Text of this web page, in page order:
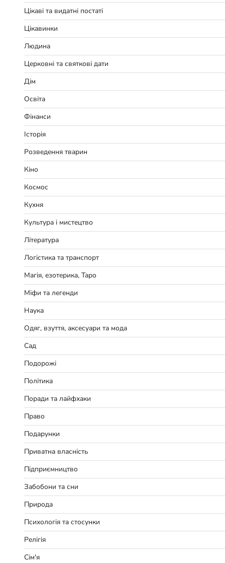
Цікаві та видатні постаті
Цікавинки
Людина
Церковні та святкові дати
Дім
Освіта
Фінанси
Історія
Розведення тварин
Кіно
Космос
Кухня
Культура і мистецтво
Література
Логістика та транспорт
Магія, езотерика, Таро
Міфи та легенди
Наука
Одяг, взуття, аксесуари та мода
Сад
Подорожі
Політика
Поради та лайфхаки
Право
Подарунки
Приватна власність
Підприємництво
Забобони та сни
Природа
Психологія та стосунки
Релігія
Сім'я